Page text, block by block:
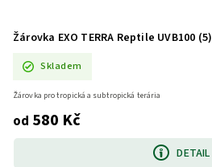
Žárovka EXO TERRA Reptile UVB100 (5)
Skladem
od 580 Kč
DETAIL
Žárovka pro tropická a subtropická terária